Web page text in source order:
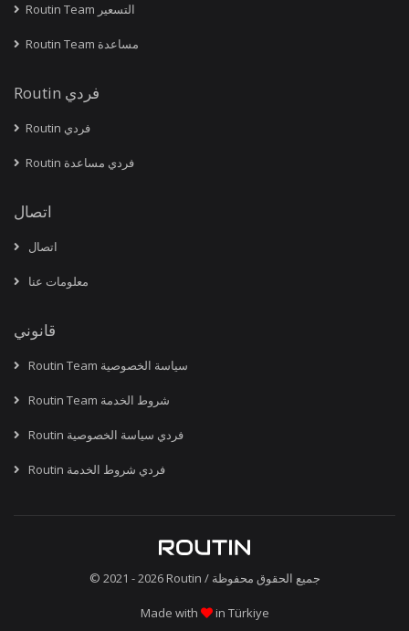
Routin Team التسعير
Routin Team مساعدة
Routin فردي
Routin فردي
Routin فردي مساعدة
اتصال
اتصال
معلومات عنا
قانوني
Routin Team سياسة الخصوصية
Routin Team شروط الخدمة
Routin فردي سياسة الخصوصية
Routin فردي شروط الخدمة
© 2021 - 2026 Routin / جميع الحقوق محفوظة
Made with in Türkiye